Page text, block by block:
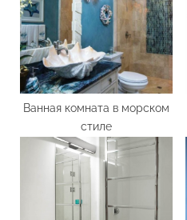
s
P
o
s
t
s
t
:
Ванная комната в морском
стиле